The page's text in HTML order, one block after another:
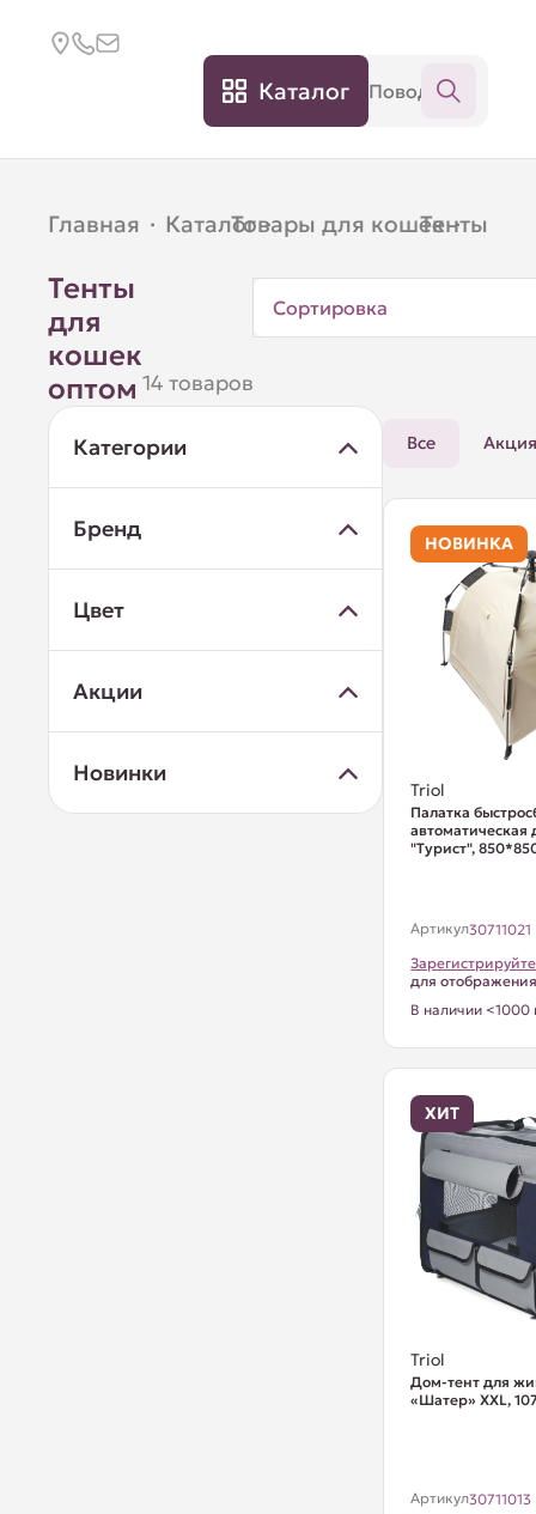
Каталог
Главная · Каталог ·
Товары для кошек ·
Тенты
Тенты
для
кошек
оптом 14 товаров
Сортировка
Категории
Бренд
Цвет
Акции
Новинки
Все
НОВИНКА
Triol
Палатка
"Турист",
Артикул30711021
для
В наличии <1000
ХИТ
Triol
Дом-тент для
«Шатер» XXL,
Артикул30711013